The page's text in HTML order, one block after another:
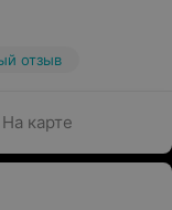
отзыв
На карте